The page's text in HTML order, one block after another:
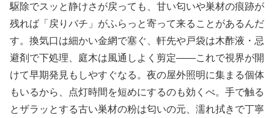
駆除でスッと静けさが戻っても、甘い匂いや巣材の痕跡が
残れば「戻りバチ」がふらっと寄って来ることがあるんだ
す。換気口は細かい金網で塞ぐ、軒先や戸袋は木酢液・忌
避剤で下処理、庭木は風通しよく剪定――これで視界が開
けて早期発見もしやすぐなる。夜の屋外照明に集まる個体
もいるから、点灯時間を短めにするのも効くべ。手で触る
とザラッとする古い巣材の粉は匂いの元、濡れ拭きで丁寧